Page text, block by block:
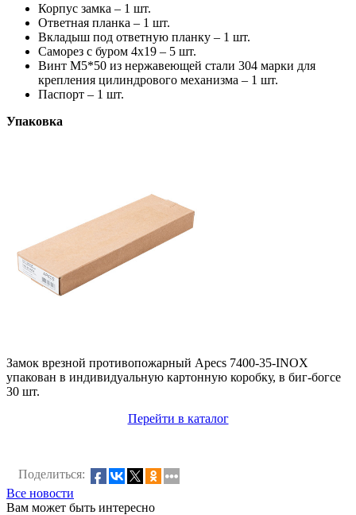
Корпус замка – 1 шт.
Ответная планка – 1 шт.
Вкладыш под ответную планку – 1 шт.
Саморез с буром 4х19 – 5 шт.
Винт М5*50 из нержавеющей стали 304 марки для
крепления цилиндрового механизма – 1 шт.
Паспорт – 1 шт.
Упаковка
Замок врезной противопожарный Apecs 7400-35-INOX
упакован в индивидуальную картонную коробку, в биг-богсе
30 шт.
Перейти в каталог
Поделиться:
Все новости
Вам может быть интересно